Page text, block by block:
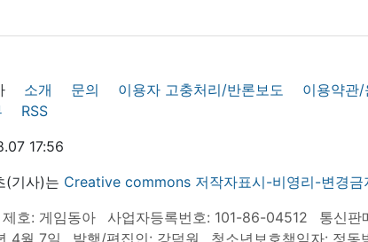
소개 문의 이용자 고충처리/반론보도 이용약관/
RSS
17:56
(기사)는 Creative commons 저작자표시-비영리-변경금
제호: 게임동아 사업자등록번호: 101-86-04512 통신판
4월 7일
발행/편집인: 강덕원 청소년보호책임자: 정동